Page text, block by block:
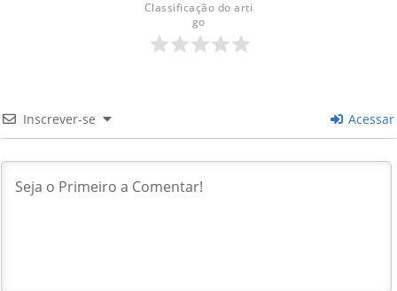
Classificação do arti
go
Inscrever-se Acessar